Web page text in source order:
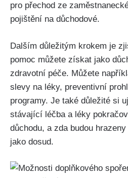
pro přechod ze
pojištění na důchodové.
Dalším důležitým krokem je
pomoc můžete získat jako
zdravotní péče. Můžete
slevy na léky, preventivní
programy. Je také důležité si
stávající léčba a léky
důchodu, a zda budou
jako dosud.